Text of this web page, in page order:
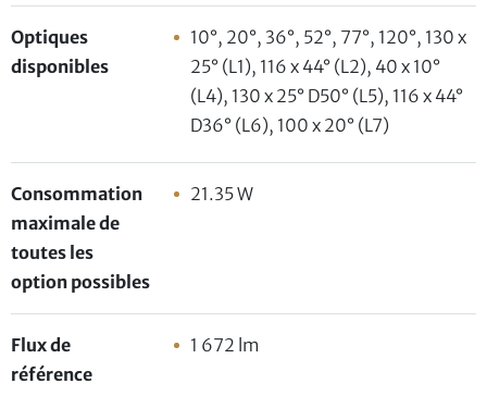
Optiques
disponibles
10°, 20°, 36°, 52°, 77°, 120°, 130 x
25° (L1), 116 x 44° (L2), 40 x 10°
(L4), 130 x 25° D50° (L5), 116 x 44°
D36° (L6), 100 x 20° (L7)
Consommation
maximale de
toutes les
option possibles
21.35 W
Flux de
référence
1 672 lm